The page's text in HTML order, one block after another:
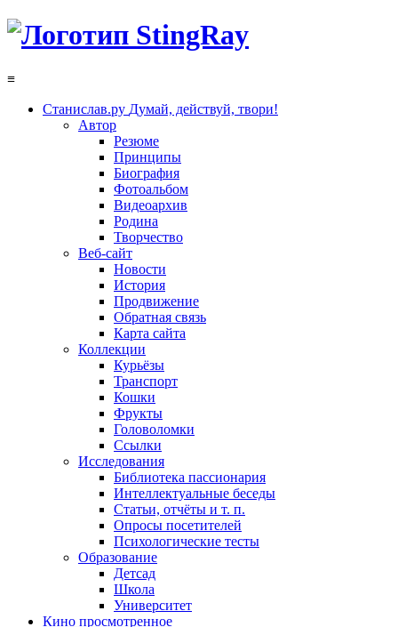
≡
Станислав.ру Думай, действуй, твори!
Автор
Резюме
Принципы
Биография
Фотоальбом
Видеоархив
Родина
Творчество
Веб-сайт
Новости
История
Продвижение
Обратная связь
Карта сайта
Коллекции
Курьёзы
Транспорт
Кошки
Фрукты
Головоломки
Ссылки
Исследования
Библиотека пассионария
Интеллектуальные беседы
Статьи, отчёты и т. п.
Опросы посетителей
Психологические тесты
Образование
Детсад
Школа
Университет
Кино просмотренное